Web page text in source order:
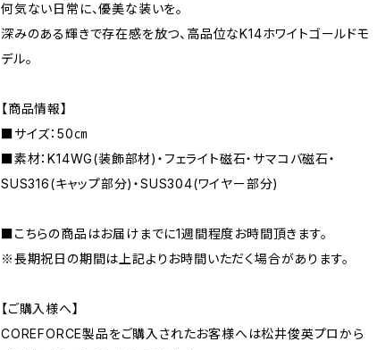
何気ない日常に、優美な装いを。
深みのある輝きで存在感を放つ、高品位なK14ホワイトゴールドモ
デル。
【商品情報】
■サイズ：50㎝
■素材：K14WG(装飾部材)・フェライト磁石・サマコバ磁石・
SUS316(キャップ部分)・SUS304(ワイヤー部分)
■こちらの商品はお届けまでに1週間程度お時間頂きます。
※長期祝日の期間は上記よりお時間いただく場合があります。
【ご購入様へ】
COREFORCE製品をご購入されたお客様へは松井俊英プロから